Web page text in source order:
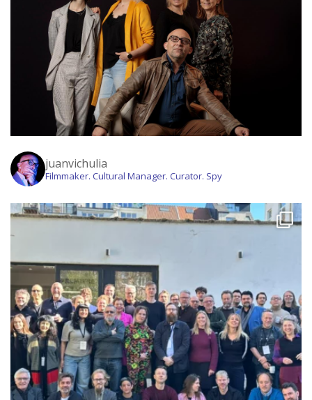
juanvichulia
Filmmaker. Cultural Manager. Curator. Spy